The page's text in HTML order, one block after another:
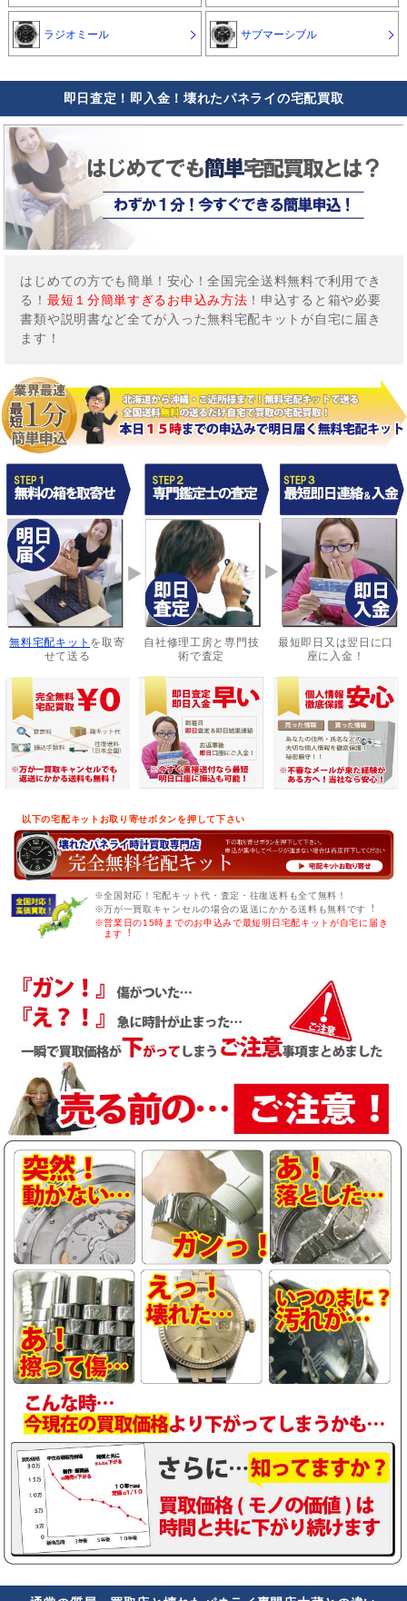
ラジオミール サブマーシブル
即日査定！即入金！壊れたパネライの宅配買取
はじめての方でも簡単！安心！全国完全送料無料で利用でき
る！ 最短１分簡単すぎるお申込み方法 ！申込すると箱や必要
書類や説明書など全てが入った無料宅配キットが自宅に届き
ます！
無料宅配キット を取寄
せて送る
自社修理工房と専門技
術で査定
最短即日又は翌日に口
座に入金！
以下の宅配キットお取り寄せボタンを押して下さい
※全国対応！宅配キット代・査定・往復送料も全て無料！
※万が一買取キャンセルの場合の返送にかかる送料も無料です︕
※営業日の15時までのお申込みで最短明日宅配キットが自宅に届き
ます︕